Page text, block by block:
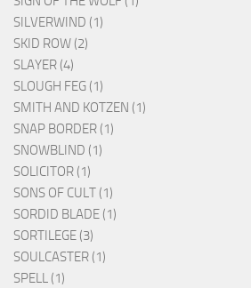
SILVERWIND (1)
SKID ROW (2)
SLAYER (4)
SLOUGH FEG (1)
SMITH AND KOTZEN (1)
SNAP BORDER (1)
SNOWBLIND (1)
SOLICITOR (1)
SONS OF CULT (1)
SORDID BLADE (1)
SORTILEGE (3)
SOULCASTER (1)
SPELL (1)